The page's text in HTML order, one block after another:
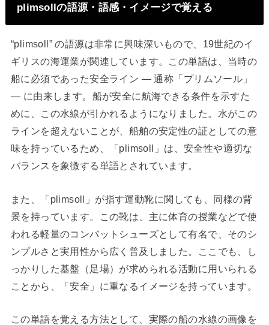
plimsollの語源・語感・イメージで覚える
“plimsoll” の語源は非常に興味深いもので、19世紀のイ
ギリスの海運業が関連しています。この単語は、当時の
船に必須であった安全ライン — 通称「プリムソール」
— に由来します。船が安全に航海できる条件を示すた
めに、この水線が引かれるようになりました。水がこの
ラインを超えないことが、船舶の安定性の証としての意
味を持っているため、「plimsoll」は、安全性や適切な
バランスを象徴する単語とされています。
また、「plimsoll」が指す運動靴に関しても、同様の背
景を持っています。この靴は、主に体育の授業などで使
われる軽量のコンバットシューズとして有名で、そのシ
ンプルさと実用性から広く普及しました。ここでも、し
っかりした基盤（足場）が求められる活動に用いられる
ことから、「安全」に重なるイメージを持っています。
この単語を覚える方法として、実際の船の水線の画像を